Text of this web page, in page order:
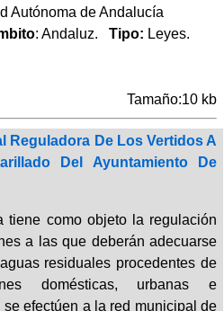
Autónoma de Andalucía
: Andaluz. Tipo: Leyes.
Tamaño:10 kb
Reguladora De Los Vertidos A
Del Ayuntamiento De
tiene como objeto la regulación
a las que deberán adecuarse
residuales procedentes de
domésticas, urbanas e
efectúen a la red municipal de